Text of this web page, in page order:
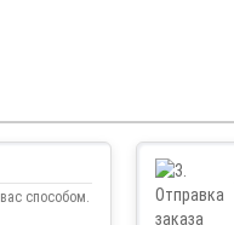
способом.